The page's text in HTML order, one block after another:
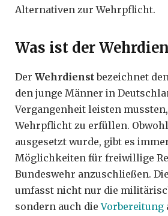
Alternativen zur Wehrpflicht.
Was ist der
Der Wehrdienstbezeichnet
den junge Männer in
Vergangenheit leisten
Wehrpflicht zu erfüllen.
ausgesetzt wurde, gibt es
Möglichkeiten für freiwillige
Bundeswehr anzuschließen.
umfasst nicht nur die
sondern auch dieVorbereitung